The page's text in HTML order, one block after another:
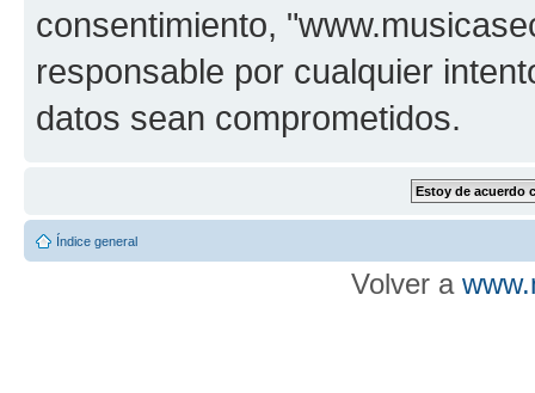
consentimiento,
responsable por cualquier
datos sean comprometidos.
Índice general
Volver a